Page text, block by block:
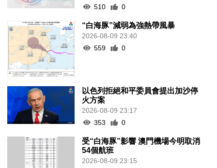
510 0
“白海豚”減弱為強熱帶風暴
2026-08-09 23:40
559
0
以色列拒絕和平委員會提出加沙停
火方案
2026-08-09 23:17
353
0
受“白海豚”影響 澳門機場今明取消
54個航班
2026-08-09 23:15